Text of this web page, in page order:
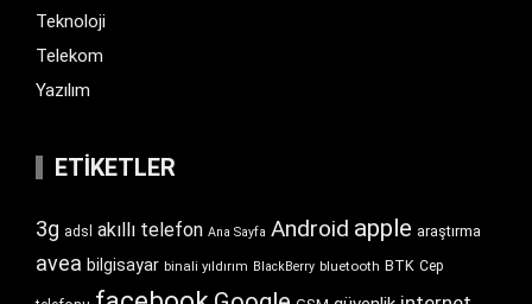
Teknoloji
Telekom
Yazılım
ETIKETLER
3g adsl akıllı telefon Ana Sayfa Android apple araştırma
avea bilgisayar binali yıldırım BlackBerry bluetooth BTK Cep